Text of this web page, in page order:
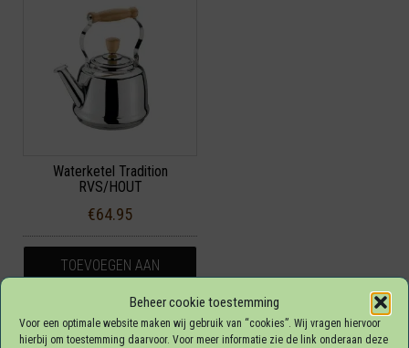
Beheer cookie toestemming
Voor een optimale website maken wij gebruik van “cookies”. Wij vragen hiervoor
hierbij om toestemming daarvoor. Voor meer informatie zie de link onderaan deze
Waterketel Tradition
RVS/HOUT
€64.95
TOEVOEGEN AAN